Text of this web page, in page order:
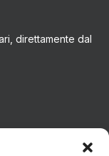
direttamente dal